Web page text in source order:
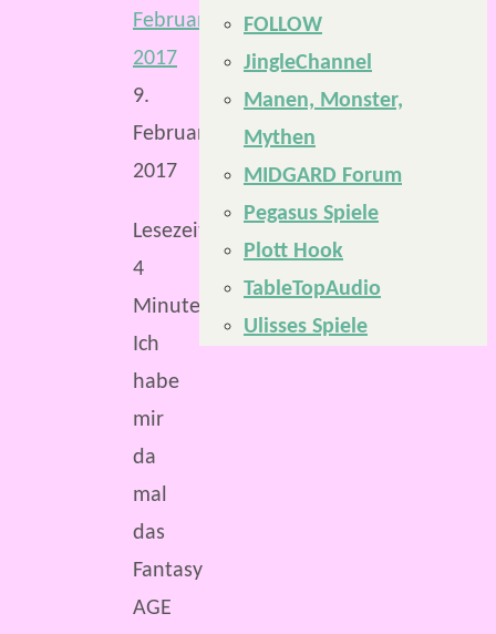
Februar
2017
9.
Februar
2017
Lesezeit:
4
Minuten
Ich
habe
mir
da
mal
das
Fantasy
AGE
FOLLOW
JingleChannel
Manen, Monster,
Mythen
MIDGARD Forum
Pegasus Spiele
Plott Hook
TableTopAudio
Ulisses Spiele